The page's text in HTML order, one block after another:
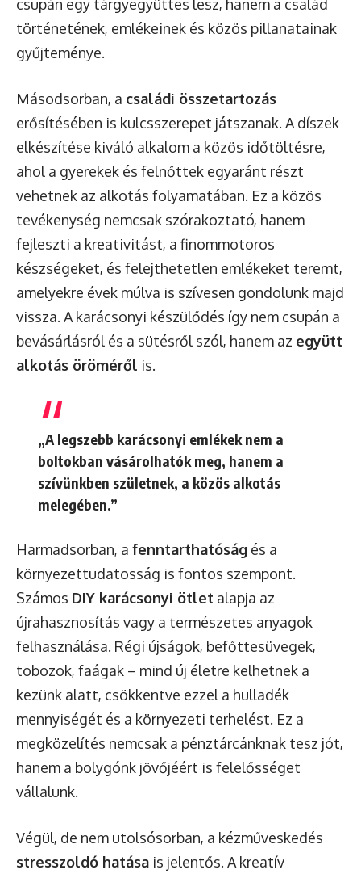
csupán egy tárgyegyüttes lesz, hanem a család
történetének, emlékeinek és közös pillanatainak
gyűjteménye.
Másodsorban, a családi összetartozás
erősítésében is kulcsszerepet játszanak. A díszek
elkészítése kiváló alkalom a közös időtöltésre,
ahol a gyerekek és felnőttek egyaránt részt
vehetnek az alkotás folyamatában. Ez a közös
tevékenység nemcsak szórakoztató, hanem
fejleszti a kreativitást, a finommotoros
készségeket, és felejthetetlen emlékeket teremt,
amelyekre évek múlva is szívesen gondolunk majd
vissza. A karácsonyi készülődés így nem csupán a
bevásárlásról és a sütésről szól, hanem az együtt
alkotás öröméről is.
„A legszebb karácsonyi emlékek nem a
boltokban vásárolhatók meg, hanem a
szívünkben születnek, a közös alkotás
melegében.”
Harmadsorban, a fenntarthatóság és a
környezettudatosság is fontos szempont.
Számos DIY karácsonyi ötlet alapja az
újrahasznosítás vagy a természetes anyagok
felhasználása. Régi újságok, befőttesüvegek,
tobozok, faágak – mind új életre kelhetnek a
kezünk alatt, csökkentve ezzel a hulladék
mennyiségét és a környezeti terhelést. Ez a
megközelítés nemcsak a pénztárcánknak tesz jót,
hanem a bolygónk jövőjéért is felelősséget
vállalunk.
Végül, de nem utolsósorban, a kézműveskedés
stresszoldó hatása is jelentős. A kreatív